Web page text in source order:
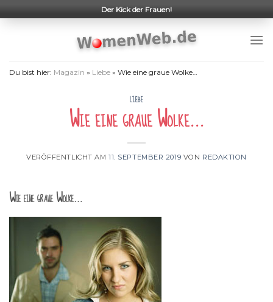
to
Der Kick der Frauen!
Du bist hier: Magazin » Liebe » Wie eine graue Wolke…
LIEBE
Wie eine graue Wolke…
VERÖFFENTLICHT AM11. SEPTEMBER 2019 VON REDAKTION
Wie eine graue Wolke…